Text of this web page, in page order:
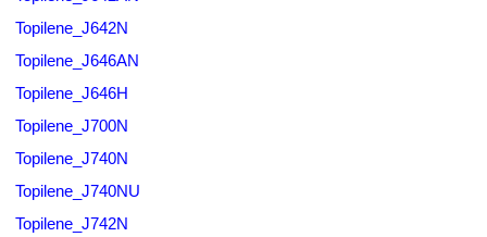
Topilene_J642N
Topilene_J646AN
Topilene_J646H
Topilene_J700N
Topilene_J740N
Topilene_J740NU
Topilene_J742N